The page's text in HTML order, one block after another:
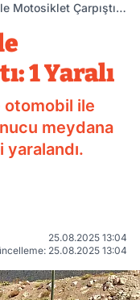
Motosiklet Çarpıştı: 1
1 Yaralı
otomobil ile
meydana
yaralandı.
25.08.2025 13:04
25.08.2025 13:04